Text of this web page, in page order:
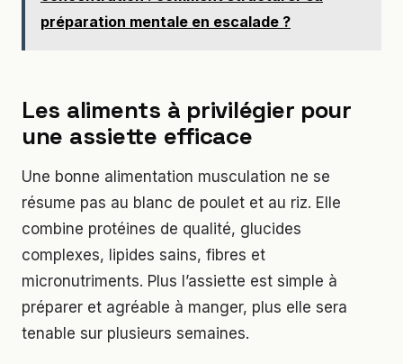
préparation mentale en escalade ?
Les aliments à privilégier pour
une assiette efficace
Une bonne alimentation musculation ne se
résume pas au blanc de poulet et au riz. Elle
combine protéines de qualité, glucides
complexes, lipides sains, fibres et
micronutriments. Plus l’assiette est simple à
préparer et agréable à manger, plus elle sera
tenable sur plusieurs semaines.